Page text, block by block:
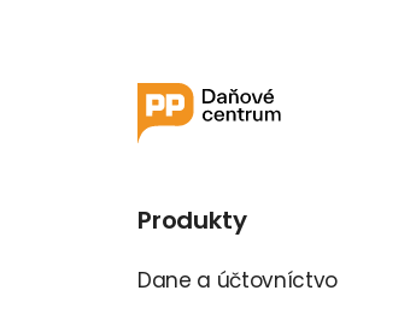
Produkty
Dane a účtovníctvo